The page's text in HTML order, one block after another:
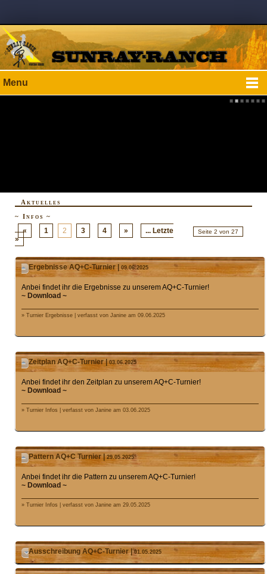
Menu
Aktuelles
~ Infos ~
Seite 2 von 27
« 1 2 3 4 »
... Letzte
»
Ergebnisse AQ+C-Turnier | 09.06.2025
Anbei findet ihr die Ergebnisse zu unserem AQ+C-Turnier!
~ Download ~
» Turnier Ergebnisse | verfasst von Janine am 09.06.2025
Zeitplan AQ+C-Turnier |03.06.2025
Anbei findet ihr den Zeitplan zu unserem AQ+C-Turnier!
~ Download ~
» Turnier Infos | verfasst von Janine am 03.06.2025
Pattern AQ+C Turnier |29.05.2025
Anbei findet ihr die Pattern zu unserem AQ+C-Turnier!
~ Download ~
» Turnier Infos | verfasst von Janine am 29.05.2025
Ausschreibung AQ+C-Turnier |01.05.2025